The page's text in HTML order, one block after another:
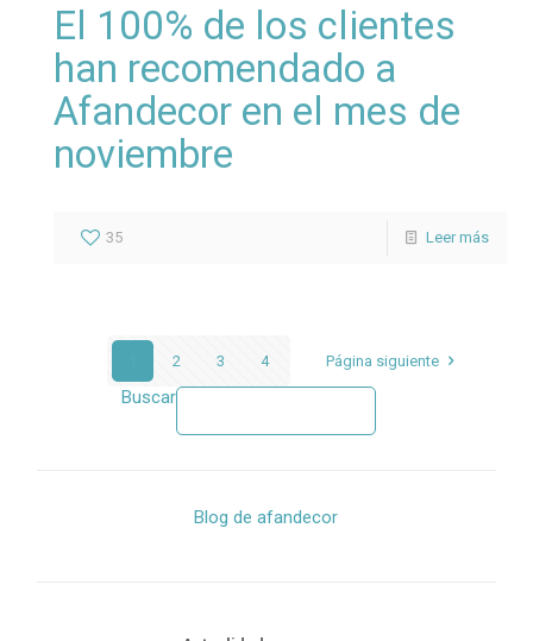
El 100% de los clientes
han recomendado a
Afandecor en el mes de
noviembre
35 Leer más
2 3 4 Página siguiente
Buscar
Blog de afandecor